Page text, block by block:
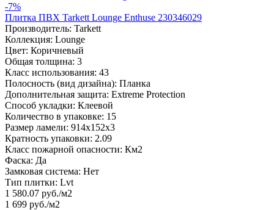
-7%
Плитка ПВХ Tarkett Lounge Enthuse 230346029
Производитель: Tarkett
Коллекция: Lounge
Цвет: Коричневый
Общая толщина: 3
Класс использования: 43
Полосность (вид дизайна): Планка
Дополнительная защита: Extreme Protection
Способ укладки: Клеевой
Количество в упаковке: 15
Размер ламели: 914x152x3
Кратность упаковки: 2.09
Класс пожарной опасности: Км2
Фаска: Да
Замковая система: Нет
Тип плитки: Lvt
1 580.07 руб./м2
1 699 руб./м2